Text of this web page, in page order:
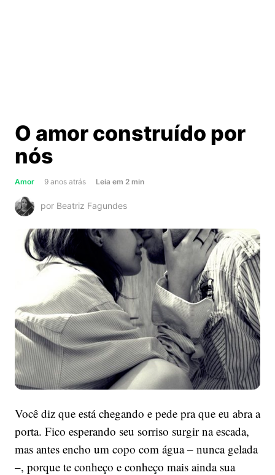
O amor construído por
nós
Amor 9 anos atrás Leia about
amor
por
nós
em 2 min
por Beatriz Fagundes
Você diz que está chegando e pede pra que eu abra a
porta. Fico esperando seu sorriso surgir na escada,
mas antes encho um copo com água – nunca gelada
–, porque te conheço e conheço mais ainda sua